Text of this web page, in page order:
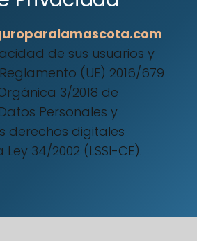
de sus usuarios y
(UE) 2016/679
3/2018 de
Personales y
derechos digitales
Ley 34/2002 (LSSI-CE).